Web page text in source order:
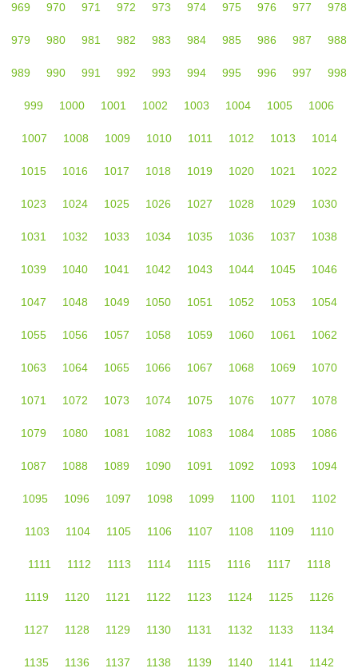
969 970 971 972 973 974 975 976 977 978
979 980 981 982 983 984 985 986 987 988
989 990 991 992 993 994 995 996 997 998
999 1000 1001 1002 1003 1004 1005 1006
1007 1008 1009 1010 1011 1012 1013 1014
1015 1016 1017 1018 1019 1020 1021 1022
1023 1024 1025 1026 1027 1028 1029 1030
1031 1032 1033 1034 1035 1036 1037 1038
1039 1040 1041 1042 1043 1044 1045 1046
1047 1048 1049 1050 1051 1052 1053 1054
1055 1056 1057 1058 1059 1060 1061 1062
1063 1064 1065 1066 1067 1068 1069 1070
1071 1072 1073 1074 1075 1076 1077 1078
1079 1080 1081 1082 1083 1084 1085 1086
1087 1088 1089 1090 1091 1092 1093 1094
1095 1096 1097 1098 1099 1100 1101 1102
1103 1104 1105 1106 1107 1108 1109 1110
1111 1112 1113 1114 1115 1116 1117 1118
1119 1120 1121 1122 1123 1124 1125 1126
1127 1128 1129 1130 1131 1132 1133 1134
1135 1136 1137 1138 1139 1140 1141 1142